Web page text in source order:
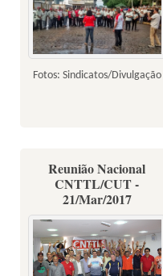
Fotos: Sindicatos/Divulgação
Reunião Nacional
CNTTL/CUT -
21/Mar/2017